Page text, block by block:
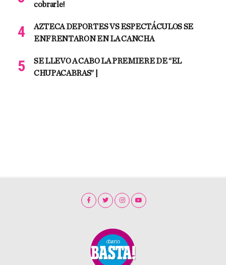
cobrarle!
AZTECA DEPORTES VS ESPECTÁCULOS SE
ENFRENTARON EN LA CANCHA
SE LLEVO A CABO LA PREMIERE DE “EL
CHUPACABRAS” |